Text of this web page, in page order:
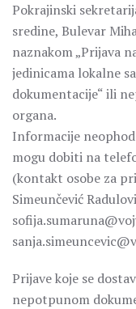
Pokrajinski
sredine, Bulevar
naznakom „Prijava
jedinicama lokalne
dokumentacije“ ili
organa.
Informacije
mogu dobiti na
(kontakt osobe za
Simeunčević
Prijave koje se
nepotpunom